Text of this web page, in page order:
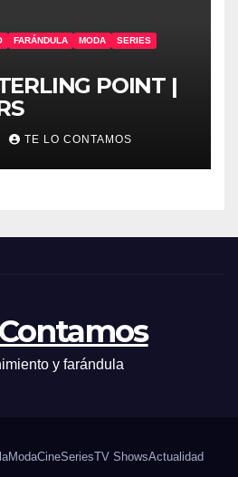
FARÁNDULA MODA
SERIES
POINT |
TE LO CONTAMOS
y farándula
ModaCineSeriesTV ShowsActualidad